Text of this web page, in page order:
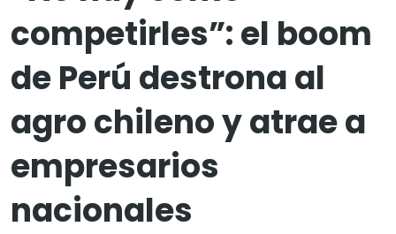
competirles”: el boom
de Perú destrona al
agro chileno y atrae a
empresarios
nacionales